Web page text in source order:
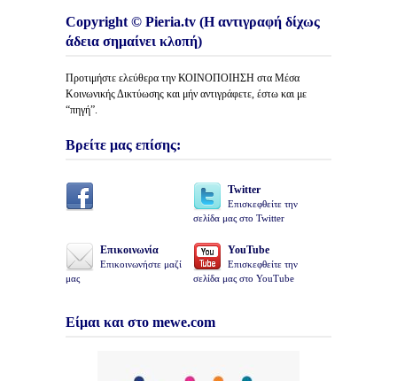
Copyright © Pieria.tv (Η αντιγραφή δίχως
άδεια σημαίνει κλοπή)
Προτιμήστε ελεύθερα την ΚΟΙΝΟΠΟΙΗΣΗ στα Μέσα
Κοινωνικής Δικτύωσης και μήν αντιγράφετε, έστω και με
“πηγή”.
Βρείτε μας επίσης:
Twitter
Επισκεφθείτε την
σελίδα μας στο Twitter
Επικοινωνία
Επικοινωνήστε μαζί
μας
YouTube
Επισκεφθείτε την
σελίδα μας στο YouTube
Είμαι και στο mewe.com